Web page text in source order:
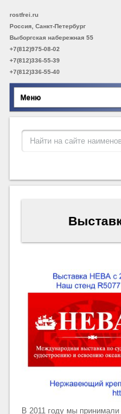
rostfrei.ru
Россия, Санкт-Петербург
Выборгская набережная 55
+7(812)975-08-02
+7(812)336-55-39
+7(812)336-55-40
Меню
В 2011 году мы